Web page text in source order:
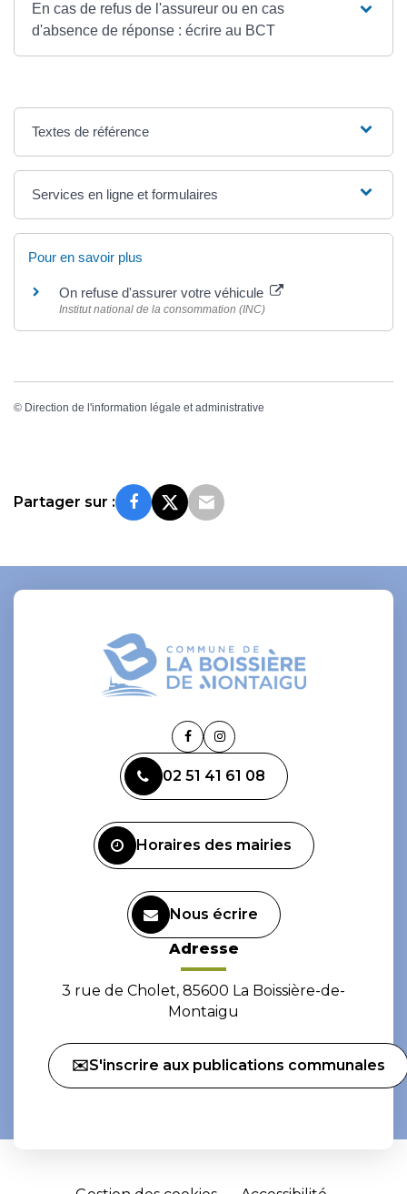
En cas de refus de l'assureur ou en cas
d'absence de réponse : écrire au BCT
Textes de référence
Services en ligne et formulaires
Pour en savoir plus
On refuse d'assurer votre véhicule
Institut national de la consommation (INC)
© Direction de l'information légale et administrative
Partager sur :
Lien
le
compte
Lien
le
compte
02 51 41 61 08
Horaires des mairies
Nous écrire
Adresse
3 rue de Cholet, 85600 La Boissière-de-
Montaigu
✉️S'inscrire aux publications communales